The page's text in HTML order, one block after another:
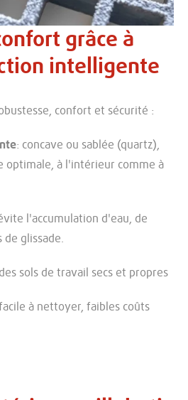
grâce à
intelligente
confort et sécurité :
: concave ou sablée (quartz),
optimale, à l'intérieur comme à
l'accumulation d'eau, de
de glissade.
sols de travail secs et propres
à nettoyer, faibles coûts